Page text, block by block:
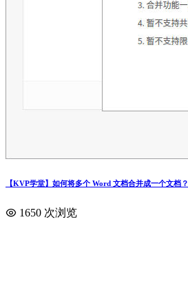
【KVP学堂】如何将多个 Word 文档合并成一个文档？
1650 次浏览